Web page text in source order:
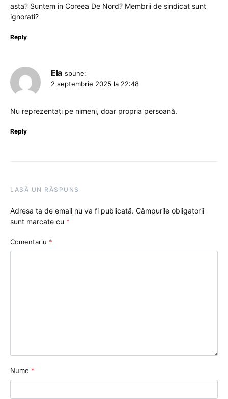
asta? Suntem in Coreea De Nord? Membrii de sindicat sunt
ignorati?
Reply
Ela spune:
2 septembrie 2025 la 22:48
Nu reprezentați pe nimeni, doar propria persoană.
Reply
LASĂ UN RĂSPUNS
Adresa ta de email nu va fi publicată. Câmpurile obligatorii
sunt marcate cu *
Comentariu *
Nume *